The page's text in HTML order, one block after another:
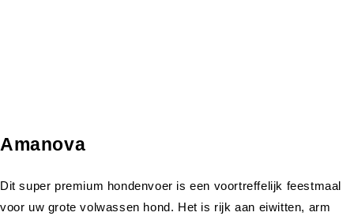
Amanova
Dit super premium hondenvoer is een voortreffelijk feestmaal
voor uw grote volwassen hond. Het is rijk aan eiwitten, arm